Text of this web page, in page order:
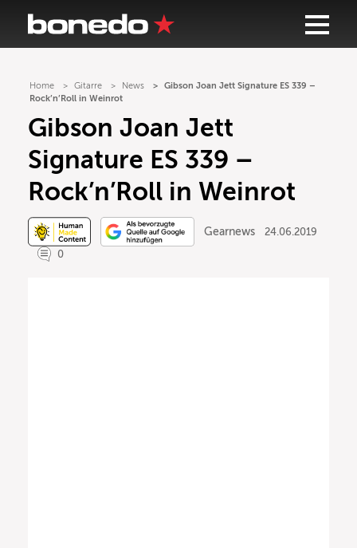
Home Gitarre News
Gibson Joan Jett Signature ES 339 –
Rock’n’Roll in Weinrot
Gibson Joan Jett
Signature ES 339 –
Rock’n’Roll in Weinrot
Gearnews
24.06.2019
0